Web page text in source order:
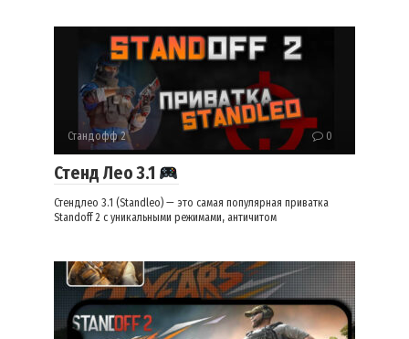
Стандофф 2 0
Стенд Лео 3.1
Стендлео 3.1 (Standleo) — это самая популярная приватка
Standoff 2 с уникальными режимами, античитом